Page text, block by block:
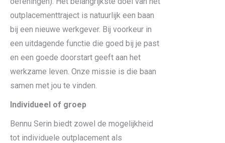
outplacementtraject is natuurlijk een baan
bij een nieuwe werkgever. Bij voorkeur in
een uitdagende functie die goed bij je past
en een goede doorstart geeft aan het
werkzame leven. Onze missie is die baan
samen met jou te vinden.
Individueel of groep
Bennu Serin biedt zowel de mogelijkheid
tot individuele outplacement als